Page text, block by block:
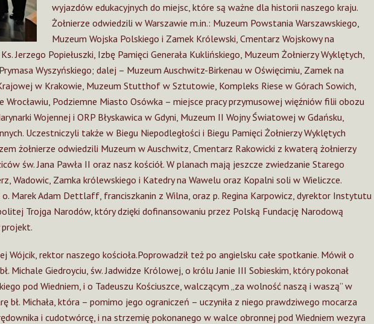
wyjazdów edukacyjnych do miejsc, które są ważne dla historii naszego kraju.
Żołnierze odwiedzili w Warszawie m.in.: Muzeum Powstania Warszawskiego,
Muzeum Wojska Polskiego i Zamek Królewski, Cmentarz Wojskowy na
Jerzego Popiełuszki, Izbę Pamięci Generała Kuklińskiego, Muzeum Żołnierzy Wyklętych,
Wyszyńskiego; dalej – Muzeum Auschwitz-Birkenau w Oświęcimiu, Zamek na
w Krakowie, Muzeum Stutthof w Sztutowie, Kompleks Riese w Górach Sowich,
Wrocławiu, Podziemne Miasto Osówka – miejsce pracy przymusowej więźniów filii obozu
Wojennej i ORP Błyskawica w Gdyni, Muzeum II Wojny Światowej w Gdańsku,
Uczestniczyli także w Biegu Niepodległości i Biegu Pamięci Żołnierzy Wyklętych
żołnierze odwiedzili Muzeum w Auschwitz, Cmentarz Rakowicki z kwaterą żołnierzy
św. Jana Pawła II oraz nasz kościół. W planach mają jeszcze zwiedzanie Starego
Wadowic, Zamka królewskiego i Katedry na Wawelu oraz Kopalni soli w Wieliczce.
Marek Adam Dettlaff, franciszkanin z Wilna, oraz p. Regina Karpowicz, dyrektor Instytutu
Trojga Narodów, który dzięki dofinansowaniu przez Polską Fundację Narodową
Wójcik, rektor naszego kościoła.Poprowadził też po angielsku całe spotkanie. Mówił o
Michale Giedroyciu, św. Jadwidze Królowej, o królu Janie III Sobieskim, który pokonał
pod Wiedniem, i o Tadeuszu Kościuszce, walczącym „za wolność naszą i waszą” w
bł. Michała, która – pomimo jego ograniczeń – uczyniła z niego prawdziwego mocarza
i cudotwórcę, i na strzemię pokonanego w walce obronnej pod Wiedniem wezyra